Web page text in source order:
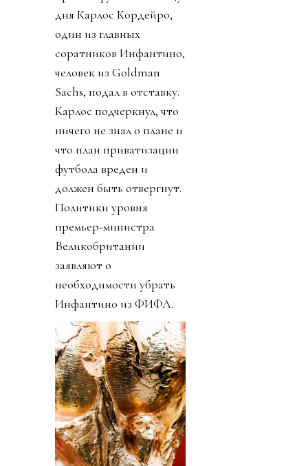
дня Карлос Кордейро,
один из главных
соратников Инфантино,
человек из Goldman
Sachs, подал в отставку.
Карлос подчеркнул, что
ничего не знал о плане и
что план приватизации
футбола вреден и
должен быть отвергнут.
Политики уровня
премьер-министра
Великобритании
заявляют о
необходимости убрать
Инфантино из ФИФА.